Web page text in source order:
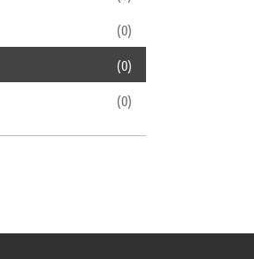
(0)
(0)
(0)